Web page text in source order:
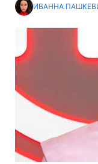
ИВАННА